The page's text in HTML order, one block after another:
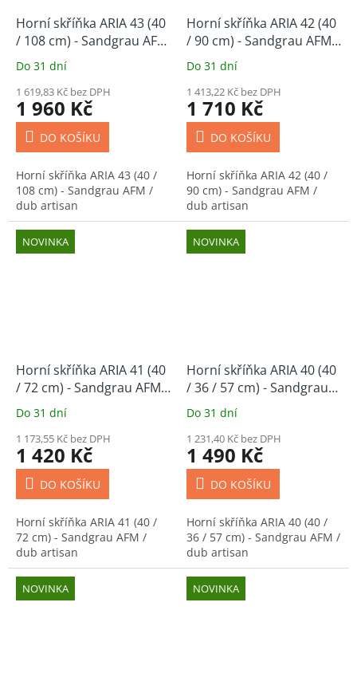
Horní skříňka ARIA 43 (40
/ 108 cm) - Sandgrau AFM
/ dub artisan
Do 31 dní
1 619,83 Kč bez DPH
1 960 Kč
DO KOŠÍKU
Horní skříňka ARIA 43 (40 /
108 cm) - Sandgrau AFM /
dub artisan
Horní skříňka ARIA 42 (40
/ 90 cm) - Sandgrau AFM /
dub artisan
Do 31 dní
1 413,22 Kč bez DPH
1 710 Kč
DO KOŠÍKU
Horní skříňka ARIA 42 (40 /
90 cm) - Sandgrau AFM /
dub artisan
NOVINKA
Horní skříňka ARIA 41 (40
/ 72 cm) - Sandgrau AFM /
dub artisan
Do 31 dní
1 173,55 Kč bez DPH
1 420 Kč
DO KOŠÍKU
Horní skříňka ARIA 41 (40 /
72 cm) - Sandgrau AFM /
dub artisan
NOVINKA
Horní skříňka ARIA 40 (40
/ 36 / 57 cm) - Sandgrau
AFM / dub artisan
Do 31 dní
1 231,40 Kč bez DPH
1 490 Kč
DO KOŠÍKU
Horní skříňka ARIA 40 (40 /
36 / 57 cm) - Sandgrau AFM /
dub artisan
NOVINKA NOVINKA